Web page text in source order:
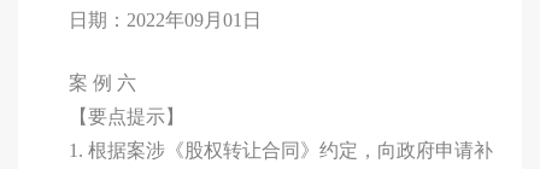
日期：2022年09月01日
案 例 六
【要点提示】
1. 根据案涉《股权转让合同》约定，向政府申请补